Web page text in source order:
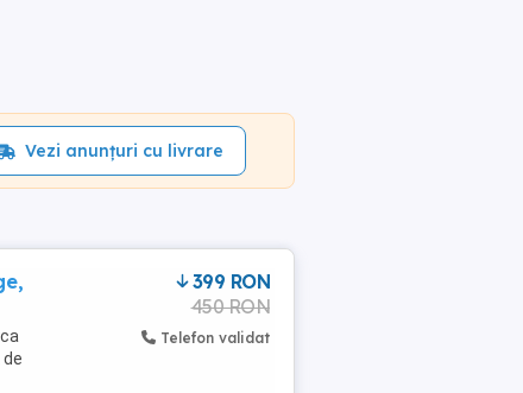
Vezi anunțuri cu livrare
399 RON
450 RON
Telefon validat